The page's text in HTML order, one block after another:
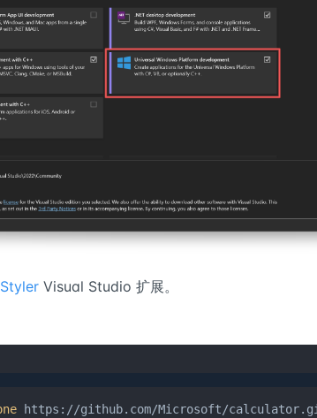
Visual Studio 扩展。
https://github.com/Microsoft/